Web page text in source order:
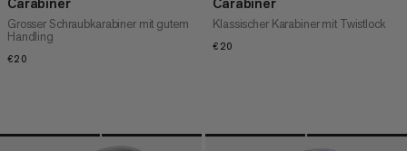
Grosser Schraubkarabiner mit gutem
Handling
€20
Klassischer Karabiner mit Twistlock
€20